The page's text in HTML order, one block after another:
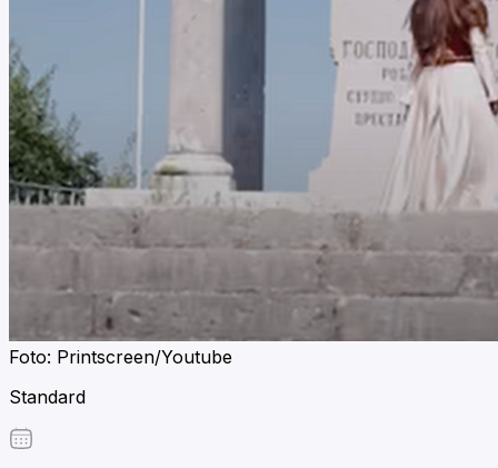
Foto: Printscreen/Youtube
Standard